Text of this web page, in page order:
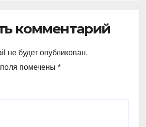
комментарий
не будет опубликован.
помечены *